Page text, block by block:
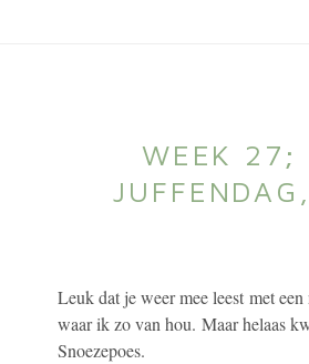
WEEK 27;
Leuk dat je weer mee leest met
waar ik zo van hou. Maar helaas
Snoezepoes.